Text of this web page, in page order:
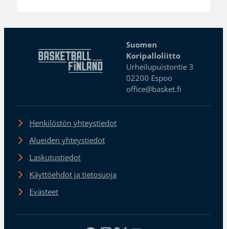
Suomen
Koripalloliitto
Urheilupuistontie 3
02200 Espoo
office@basket.fi
Henkilöstön yhteystiedot
Alueiden yhteystiedot
Laskutustiedot
Käyttöehdot ja tietosuoja
Evästeet